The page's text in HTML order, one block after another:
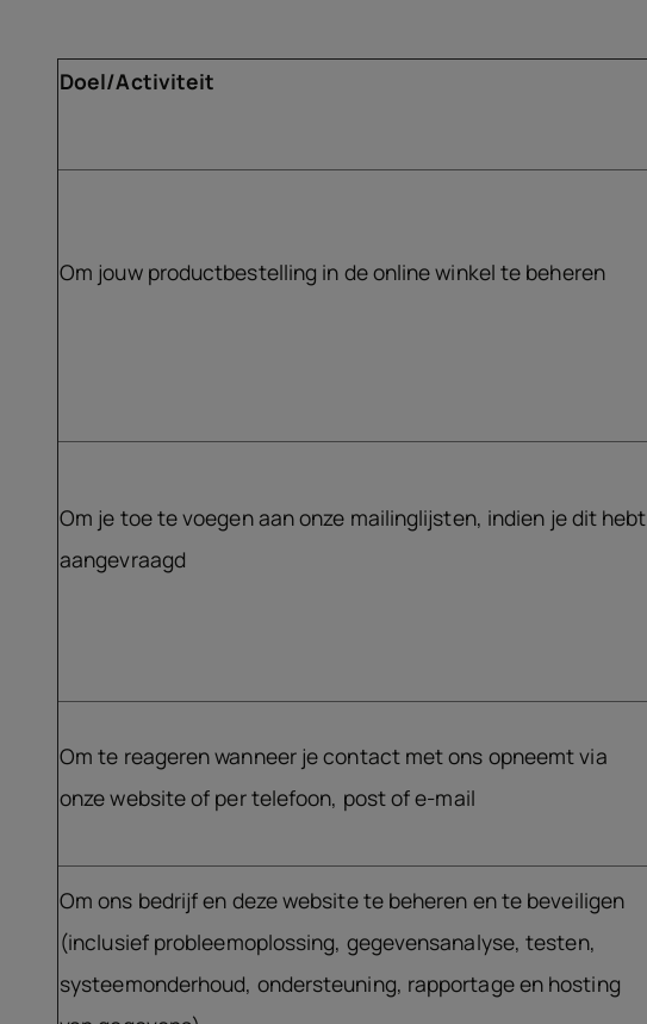
Doel/Activiteit
Om jouw productbestelling in de online winkel te beheren
Om je toe te voegen aan onze mailinglijsten, indien je dit hebt
aangevraagd
Om te reageren wanneer je contact met ons opneemt via
onze website of per telefoon, post of e-mail
Om ons bedrijf en deze website te beheren en te beveiligen
(inclusief probleemoplossing, gegevensanalyse, testen,
systeemonderhoud, ondersteuning, rapportage en hosting